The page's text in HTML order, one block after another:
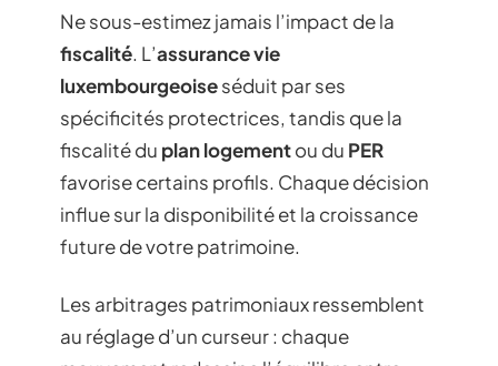
Ne sous-estimez jamais l’impact de la
fiscalité. L’assurance vie
luxembourgeoiseséduit par ses
spécificités protectrices, tandis que la
fiscalité du plan logementou du PER
favorise certains profils. Chaque décision
influe sur la disponibilité et la croissance
future de votre patrimoine.
Les arbitrages patrimoniaux ressemblent
au réglage d’un curseur : chaque